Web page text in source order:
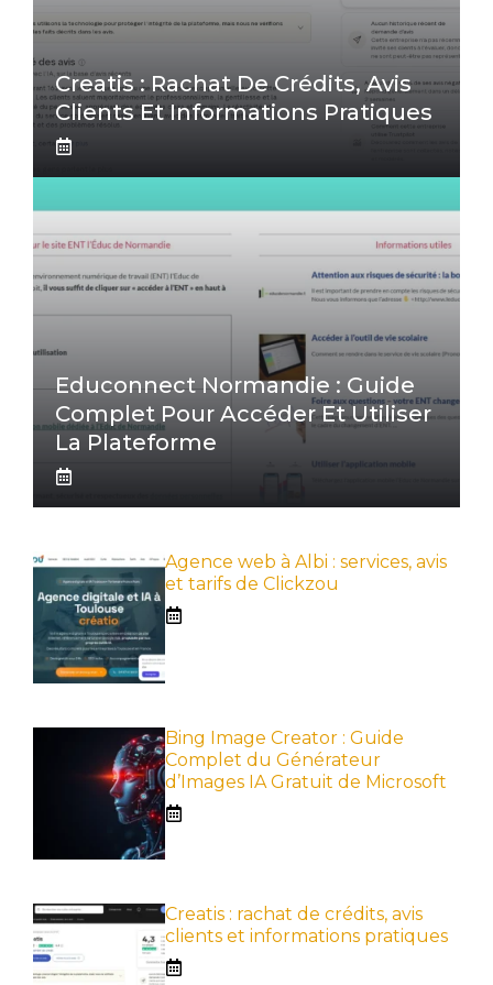
Creatis : Rachat De Crédits, Avis
Clients Et Informations Pratiques
Educonnect Normandie : Guide
Complet Pour Accéder Et Utiliser
La Plateforme
Agence web à Albi : services, avis
et tarifs de Clickzou
Bing Image Creator : Guide
Complet du Générateur
d’Images IA Gratuit de Microsoft
Creatis : rachat de crédits, avis
clients et informations pratiques